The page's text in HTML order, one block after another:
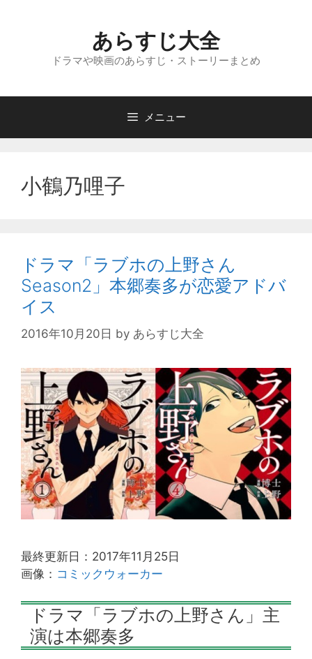
へ
あらすじ大全
ドラマや映画のあらすじ・ストーリーまとめ
メニュー
小鶴乃哩子
ドラマ「ラブホの上野さん
Season2」本郷奏多が恋愛アドバ
イス
2016年10月20日 by あらすじ大全
最終更新日：2017年11月25日
画像： コミックウォーカー
ドラマ「ラブホの上野さん」主
演は本郷奏多